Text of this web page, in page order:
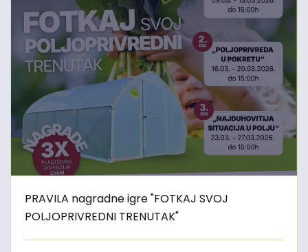
PRAVILA nagradne igre "FOTKAJ SVOJ
POLJOPRIVREDNI TRENUTAK"